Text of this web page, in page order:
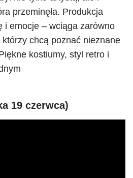
przeminęła. Produkcja
i emocje – wciąga zarówno
chcą poznać nieznane
kostiumy, styl retro i
19 czerwca)